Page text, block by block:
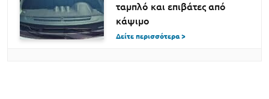
ταμπλό και επιβάτες από
κάψιμο
Δείτε περισσότερα >